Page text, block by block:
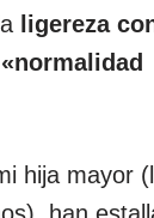
ligereza
hija mayor